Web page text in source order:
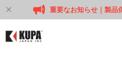
重要なお知らせ｜製品